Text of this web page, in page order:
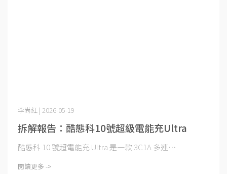
拆解報告：酷態科10號超級電能充Ultra
李尚紅 | 2026-05-19
酷態科 10 號超電能充 Ultra 是一款 3C1A 多連⋯
閱讀更多 ->